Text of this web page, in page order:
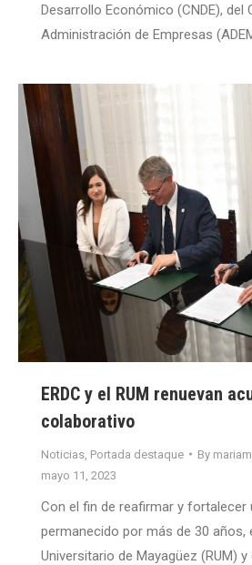
Desarrollo Económico (CNDE), del
Administración de Empresas
ERDC y el RUM renuevan
colaborativo
Noticias Portada destaque By
mayo 11, 2023
Con el fin de reafirmar y fortalecer
permanecido por más de 30 años,
Universitario de Mayagüez (RUM) y